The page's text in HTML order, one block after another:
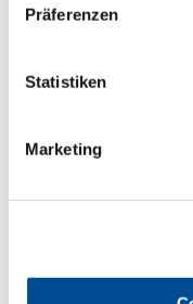
Präferenzen
Statistiken
Marketing
Dauerstress
dem BLZK-